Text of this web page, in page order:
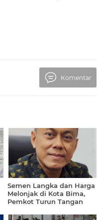
Komentar
Semen Langka dan Harga
Melonjak di Kota Bima,
Pemkot Turun Tangan